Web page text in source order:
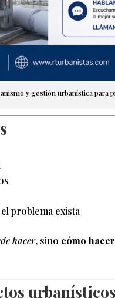
y gestión urbanística para
problema exista
hacer, sino cómo
urbanísticos